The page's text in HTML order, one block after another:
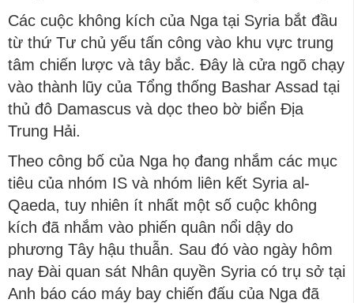
Các cuộc không kích của Nga tại Syria bắt đầu
từ thứ Tư chủ yếu tấn công vào khu vực trung
tâm chiến lược và tây bắc. Đây là cửa ngõ chạy
vào thành lũy của Tổng thống Bashar Assad tại
thủ đô Damascus và dọc theo bờ biển Địa
Trung Hải.
Theo công bố của Nga họ đang nhắm các mục
tiêu của nhóm IS và nhóm liên kết Syria al-
Qaeda, tuy nhiên ít nhất một số cuộc không
kích đã nhắm vào phiến quân nổi dậy do
phương Tây hậu thuẫn. Sau đó vào ngày hôm
nay Đài quan sát Nhân quyền Syria có trụ sở tại
Anh báo cáo máy bay chiến đấu của Nga đã